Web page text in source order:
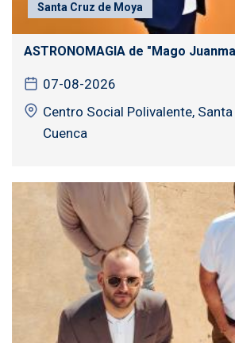
Santa Cruz de Moya
ASTRONOMAGIA de "Mago
07-08-2026
Centro Social Polivalente,
Cuenca